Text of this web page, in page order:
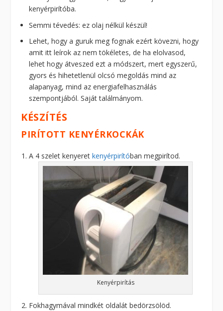
kenyérpirítóba.
Semmi tévedés: ez olaj nélkül készül!
Lehet, hogy a guruk meg fognak ezért kövezni, hogy
amit itt leírok az nem tökéletes, de ha elolvasod,
lehet hogy átveszed ezt a módszert, mert egyszerű,
gyors és hihetetlenül olcsó megoldás mind az
alapanyag, mind az energiafelhasználás
szempontjából. Saját találmányom.
KÉSZÍTÉS
PIRÍTOTT KENYÉRKOCKÁK
A 4 szelet kenyeretkenyérpirítóban megpirítod.
Kenyérpirítás
Fokhagymával mindkét oldalát bedörzsölöd.